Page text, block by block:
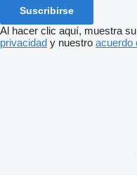
Suscribirse
Al hacer clic aquí, muestra
privacidad y nuestro acuerdo